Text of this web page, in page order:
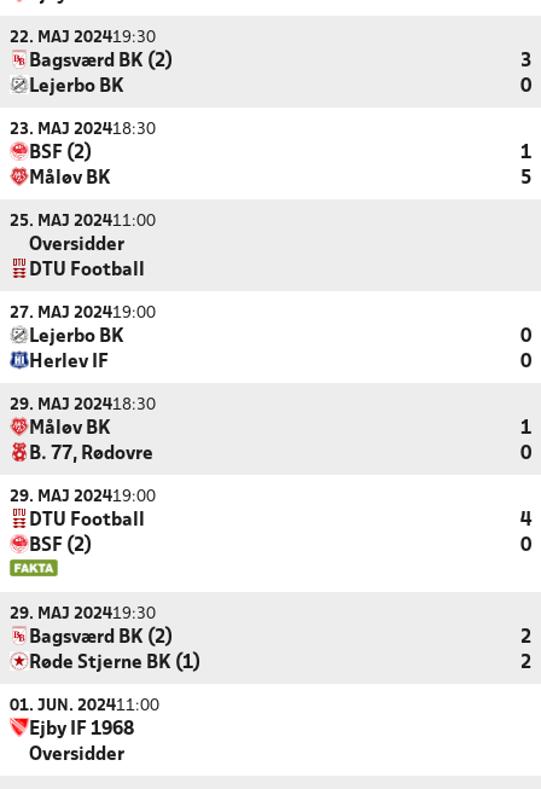
22. MAJ 202419:30
Bagsværd BK (2)
3
Lejerbo BK
0
23. MAJ 202418:30
BSF (2)
1
Måløv BK
5
25. MAJ 202411:00
Oversidder
DTU Football
27. MAJ 202419:00
Lejerbo BK
0
Herlev IF
0
29. MAJ 202418:30
Måløv BK
1
B. 77, Rødovre
0
29. MAJ 202419:00
DTU Football
4
BSF (2)
0
29. MAJ 202419:30
Bagsværd BK (2)
2
Røde Stjerne BK (1)
2
01. JUN. 202411:00
Ejby IF 1968
Oversidder